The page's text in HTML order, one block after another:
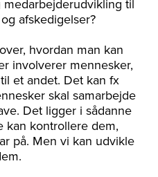
til
afskedigelser?
hvordan man kan
involverer mennesker,
et andet. Det kan fx
skal samarbejde
Det ligger i sådanne
kan kontrollere dem,
på. Men vi kan udvikle